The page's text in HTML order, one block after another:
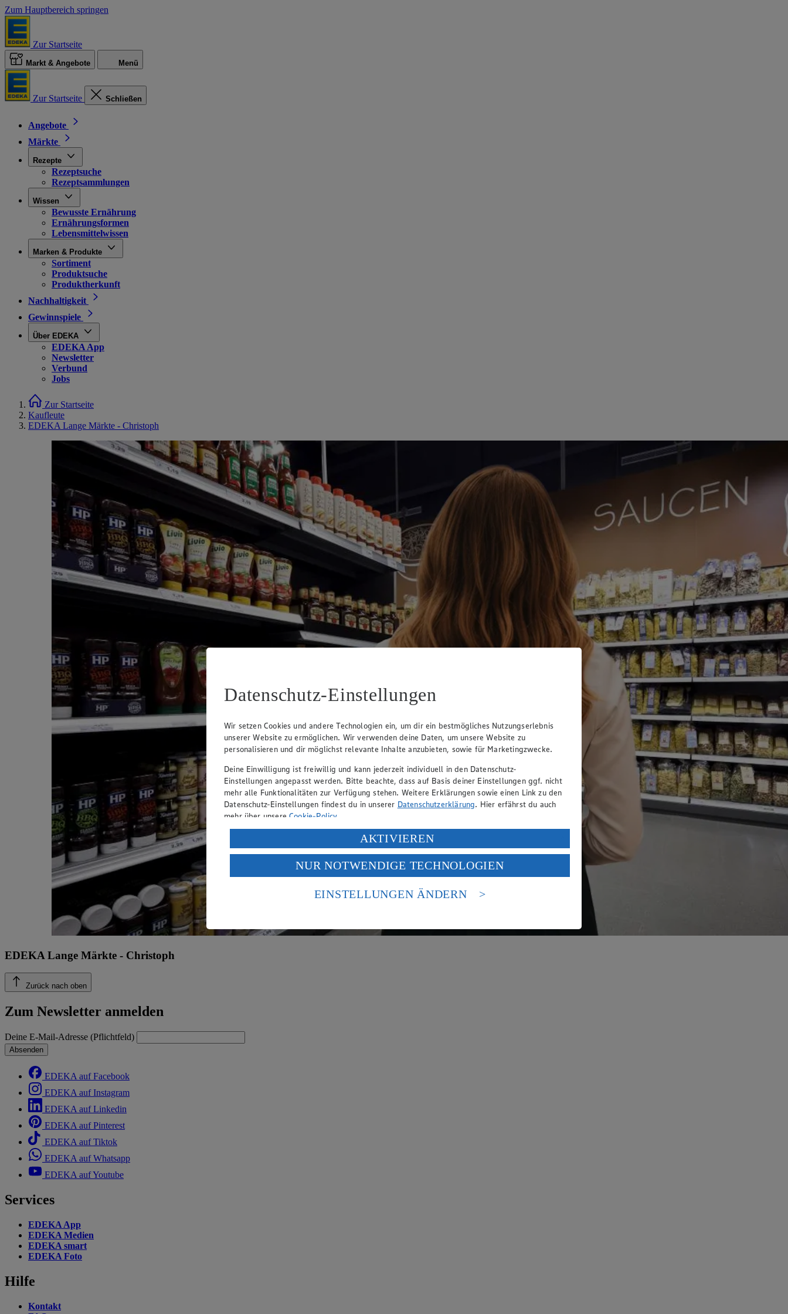
Zum Hauptbereich springen
Zur Startseite
Markt & Angebote Menü
Zur Startseite Schließen
Angebote
Märkte
Rezepte
Rezeptsuche
Rezeptsammlungen
Wissen
Bewusste Ernährung
Ernährungsformen
Lebensmittelwissen
Marken & Produkte
Sortiment
Produktsuche
Produktherkunft
Nachhaltigkeit
Gewinnspiele
Über EDEKA
EDEKA App
Newsletter
Verbund
Jobs
Zur Startseite
Kaufleute
EDEKA Lange Märkte - Christoph
EDEKA Lange Märkte - Christoph
Zurück nach oben
Zum Newsletter anmelden
Deine E-Mail-Adresse (Pflichtfeld)
Absenden
EDEKA auf Facebook
EDEKA auf Instagram
EDEKA auf Linkedin
EDEKA auf Pinterest
EDEKA auf Tiktok
EDEKA auf Whatsapp
EDEKA auf Youtube
Services
EDEKA App
EDEKA Medien
EDEKA smart
EDEKA Foto
Hilfe
Kontakt
Datenschutz-Einstellungen
Wir setzen Cookies und andere Technologien ein, um dir ein bestmögliches Nutzungserlebnis
unserer Website zu ermöglichen. Wir verwenden deine Daten, um unsere Website zu
personalisieren und dir möglichst relevante Inhalte anzubieten, sowie für Marketingzwecke.
Deine Einwilligung ist freiwillig und kann jederzeit individuell in den Datenschutz-
Einstellungen angepasst werden. Bitte beachte, dass auf Basis deiner Einstellungen ggf. nicht
mehr alle Funktionalitäten zur Verfügung stehen. Weitere Erklärungen sowie einen Link zu den
Datenschutz-Einstellungen findest du in unserer Datenschutzerklärung. Hier erfährst du auch
mehr über unsereCookie-Policy.
Verarbeitung deiner personenbezogenen Daten in den USA durch Facebook und YouTube:
Wenn du auf „Aktivieren“ klickst, willigst du im Sinne des Art. 49 Abs. 1 Satz 1 lit. a) DSGVO
ein, dass deine Daten in den USA verarbeitet werden. Der EuGH sieht die USA als Land mit
einem nach europäischen Standards nicht angemessenen Datenschutzniveau an. Es besteht das
Risiko eines Zugriffs durch US-amerikanische Behörden.
AKTIVIEREN
NUR NOTWENDIGE TECHNOLOGIEN
EINSTELLUNGEN ÄNDERN